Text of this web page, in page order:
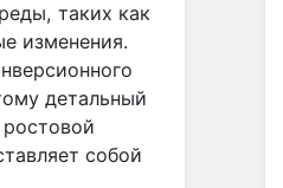
таких как
изменения.
детальный
собой